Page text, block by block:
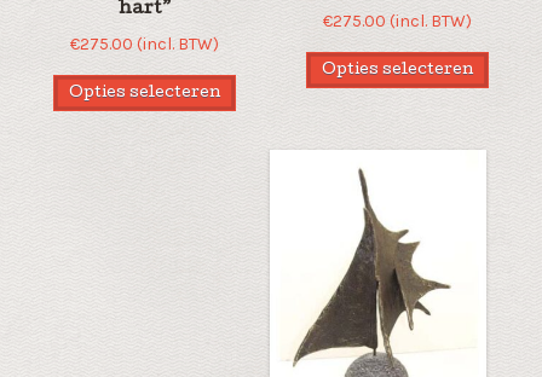
hart”
€275.00 (incl. BTW)
Opties selecteren
€275.00 (incl. BTW)
Opties selecteren